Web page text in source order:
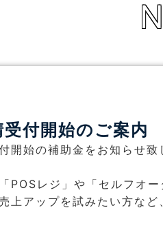
付開始のご案内
開始の補助金をお知らせ致
POSレジ」や「セルフオ
上アップを試みたい方など